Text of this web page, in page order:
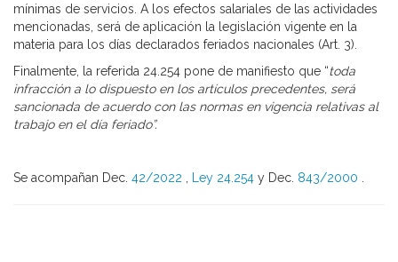
mínimas de servicios. A los efectos salariales de las actividades
mencionadas, será de aplicación la legislación vigente en la
materia para los días declarados feriados nacionales (Art. 3).
Finalmente, la referida 24.254 pone de manifiesto que “toda
infracción a lo dispuesto en los artículos precedentes, será
sancionada de acuerdo con las normas en vigencia relativas al
trabajo en el día feriado”.
Se acompañan Dec. 42/2022 Ley 24.254 y Dec. 843/2000